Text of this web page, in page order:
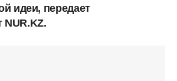
идеи, передает
NUR.KZ.